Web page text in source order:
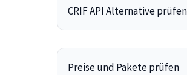
CRIF API Alternative prüfen
Preise und Pakete prüfen